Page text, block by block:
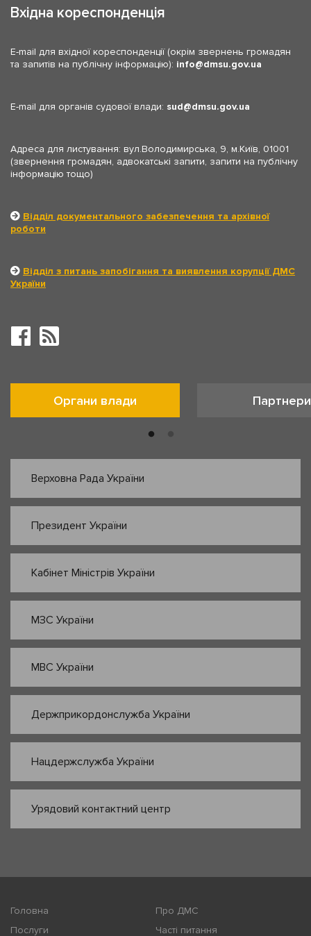
Вхідна кореспонденція
E-mail для вхідної кореспонденції (окрім звернень громадян
та запитів на публічну інформацію): info dmsu.gov.ua
E-mail для органів судової влади: sud dmsu.gov.ua
Адреса для листування: вул.Володимирська, 9, м.Київ, 01001
(звернення громадян, адвокатські запити, запити на публічну
інформацію тощо)
Відділ документального забезпечення та архівної
роботи
Відділ з питань запобігання та виявлення корупції ДМС
України
Органи влади Партнери
Верховна Рада України
Президент України
Кабінет Міністрів України
МЗС України
МВС України
Держприкордонслужба України
Нацдержслужба України
Урядовий контактний центр
Головна
Про ДМС
Послуги
Часті питання